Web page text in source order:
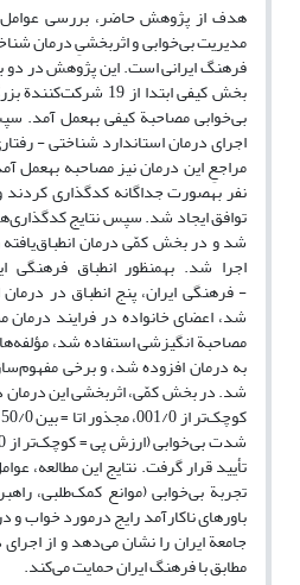
هدف از پژوهش حاضر، بررسی
مدیریت بی‌خوابی و اثربخشیِ درمان
فرهنگ ایرانی است. این پژوهش در
بخش کیفی ابتدا از 19
مراجعِ این درمان نیز مصاحبه به­عمل
نفر به­صورت جداگانه کدگذاری
توافق ایجاد شد. سپس نتایج
اجرا شد. به­منظور انطباق فرهنگی
- فرهنگی ایران، پنج انطباق در
شد، اعضای خانواده در فرایند
مصاحبة انگیزشی استفاده شد،
به درمان افزوده شد، و برخی
تأیید قرار گرفت. نتایج این مطالعه،
تجربة بی‌خوابی (موانع کمک‌طلبی،
باورهای ناکارآمد رایج درمورد خواب
جامعة ایران را نشان می‌دهد و از
مطابق با فرهنگ ایران حمایت می‌کند.